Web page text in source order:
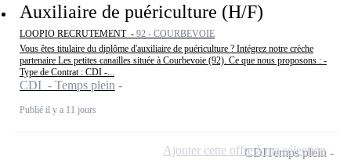
Auxiliaire de puériculture (H/F)
LOOPIO RECRUTEMENT - 92 - COURBEVOIE
Vous êtes titulaire du diplôme d'auxiliaire de puériculture ? Intégrez notre crèche
partenaire Les petites canailles située à Courbevoie (92). Ce que nous proposons : -
Type de Contrat : CDI -...
CDI - Temps plein
Publié il y a 11 jours
CDITemps plein
Ajouter cette offre à ma sélection